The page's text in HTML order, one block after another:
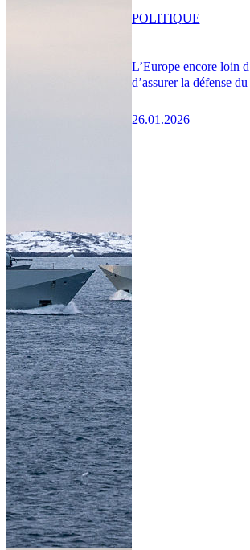
L’Europe encore loin
d’assurer la défense
26.01.2026
POLITIQUE